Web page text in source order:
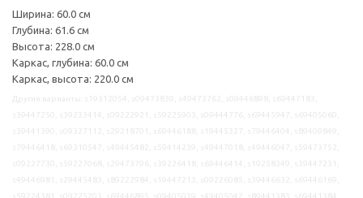
Ширина: 60.0 см
Глубина: 61.6 см
Высота: 228.0 см
Каркас, глубина: 60.0 см
Каркас, высота: 220.0 см